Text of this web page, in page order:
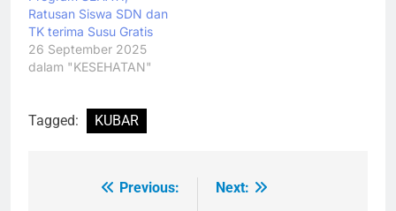
Ratusan Siswa SDN dan
TK terima Susu Gratis
26 September 2025
dalam "KESEHATAN"
Tagged: KUBAR
NavigasiPrevious:
Next: